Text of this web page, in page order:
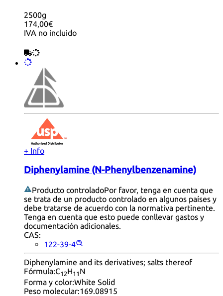
2500g
174,00€
IVA no incluido
+ Info
Diphenylamine (N-Phenylbenzenamine)
Producto controladoPor favor, tenga en cuenta que
se trata de un producto controlado en algunos países y
debe tratarse de acuerdo con la normativa pertinente.
Tenga en cuenta que esto puede conllevar gastos y
documentación adicionales.
CAS:
122-39-4
Diphenylamine and its derivatives; salts thereof
Fórmula:C12H11 N
Forma y color:White Solid
Peso molecular:169.08915